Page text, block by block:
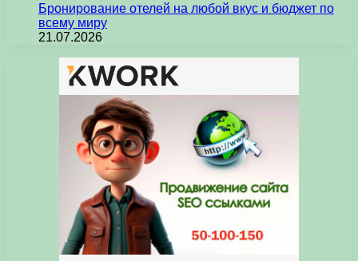
Бронирование отелей на любой вкус и бюджет по
всему миру
21.07.2026